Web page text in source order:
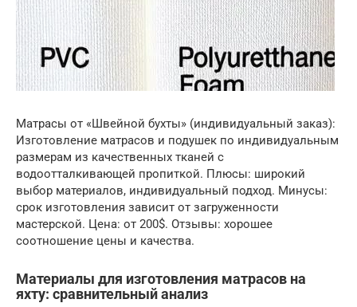
Матрасы от «Швейной бухты» (индивидуальный заказ):
Изготовление матрасов и подушек по индивидуальным
размерам из качественных тканей с
водоотталкивающей пропиткой. Плюсы: широкий
выбор материалов, индивидуальный подход. Минусы:
срок изготовления зависит от загруженности
мастерской. Цена: от 200$. Отзывы: хорошее
соотношение цены и качества.
Материалы для изготовления матрасов на
яхту: сравнительный анализ